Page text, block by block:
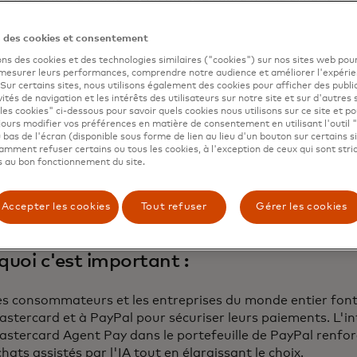
à un agent d'intelligence artificielle de
choisit sa paire préférée - en solde, dans sa taille et
en deux jours - auprès d'un marchand PayPal et
passer à la caisse.
IA sait que Tom utilise PayPal et reconnaît que le
Il demande à Tom s'il souhaite passer à la caisse
son identité pour s'assurer rapidement que c'est
Les plateformes de Mastercard et de PayPal
et sécurisée grâce à la tokenisation et à
c'est important :
consommateurs et les entreprises du monde entier
et à PayPal pour sécuriser leurs paiements.
Agent Pay dans le portefeuille de PayPal
assistés par l'IA tout en élargissant le choix.
cookies et consentement
des cookies et des technologies similaires ("cookies") sur nos sites web
leurs performances, comprendre notre audience et améliorer
certains sites, nous utilisons également des cookies pour afficher des
de navigation et les intérêts des utilisateurs sur notre site et sur d'autres
cookies" ci-dessous pour savoir quels cookies nous utilisons sur ce site et
modifier vos préférences en matière de consentement en utilisant l'outil
bas de l'écran (disponible sous forme de lien au lieu d'un bouton sur certains
refuser certains ou tous les cookies, à l'exception de ceux qui sont
au bon fonctionnement du site.
Accepter les cookies Tout refuser Gérer les cookies